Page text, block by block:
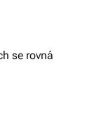
se rovná